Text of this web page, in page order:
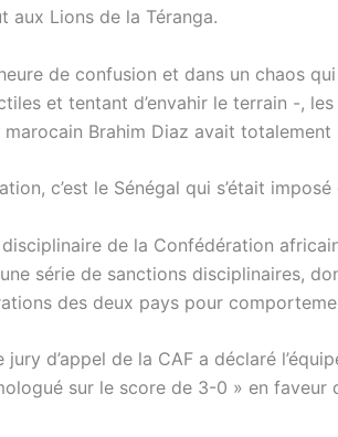
aux Lions de la Téranga.
de confusion et dans un chaos
et tentant d’envahir le terrain -,
marocain Brahim Diaz avait totalement
c’est le Sénégal qui s’était
de la Confédération
série de sanctions disciplinaires,
des deux pays pour
jury d’appel de la CAF a déclaré
sur le score de 3-0 » en faveur